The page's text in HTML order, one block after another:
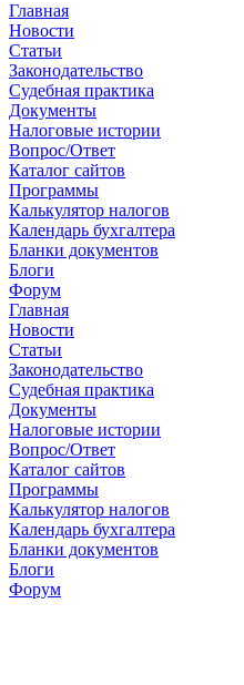
Главная
Новости
Cтатьи
Законодательство
Судебная практика
Документы
Налоговые истории
Вопрос/Ответ
Каталог сайтов
Программы
Калькулятор налогов
Календарь бухгалтера
Бланки документов
Блоги
Форум
Главная
Новости
Cтатьи
Законодательство
Судебная практика
Документы
Налоговые истории
Вопрос/Ответ
Каталог сайтов
Программы
Калькулятор налогов
Календарь бухгалтера
Бланки документов
Блоги
Форум